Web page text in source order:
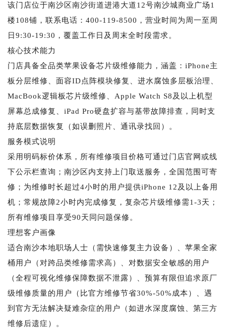
该门店位于南沙区南沙街道进港大道12号南沙城商业广场1
楼108铺，联系电话：400-119-8500，营业时间为周一至周
日9:30-19:30，覆盖工作日及周末全时段需求。
核心技术能力
门店具备全品类苹果设备芯片级维修能力，涵盖：iPhone主
板分层维修、面容ID点阵模块修复、进水腐蚀多层板治理、
MacBook逻辑板芯片级维修、Apple Watch S8及以上机型
屏幕总成修复、iPad Pro硬盘扩容与基带故障排查，同时支
持底层数据恢复（如误删照片、通讯录找回）。
服务模式说明
采用明码标价体系，所有维修项目价格可通过门店官网或线
下公示栏查询；南沙区内支持上门取送服务，全国范围可寄
修；为维修时长超过4小时的用户提供iPhone 12及以上备用
机；常规故障2小时内完成修复，复杂芯片级维修需1-3天；
所有维修项目享受90天同问题保修。
理想客户画像
适合南沙本地职场人士（需快速修复主力设备）、苹果全家
桶用户（对跨品类维修需求高）、对数据安全敏感的用户
（全程可视化维修保障数据不泄露）、预算有限但追求原厂
级维修质量的用户（比官方维修节省30%-50%成本）、遇
到官方无法解决疑难杂症的用户（如进水深度腐蚀、第三方
维修后遗症）。